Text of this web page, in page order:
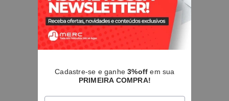
Cadastre-se e ganhe3%off em sua
PRIMEIRA COMPRA!